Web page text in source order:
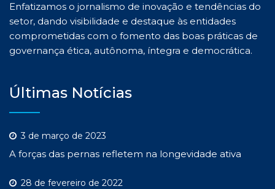
Enfatizamos o jornalismo de inovação e tendências do
setor, dando visibilidade e destaque às entidades
comprometidas com o fomento das boas práticas de
governança ética, autônoma, íntegra e democrática.
Últimas Notícias
3 de março de 2023
A forças das pernas refletem na longevidade ativa
28 de fevereiro de 2022